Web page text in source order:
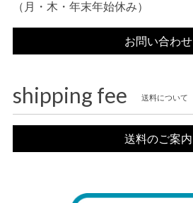
（月・木・年末年始休み）
お問い合わせ
shipping fee 送料について
送料のご案内